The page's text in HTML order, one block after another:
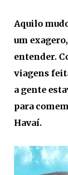
Aquilo
um
entender.
viagens
a gente
para
Havaí.